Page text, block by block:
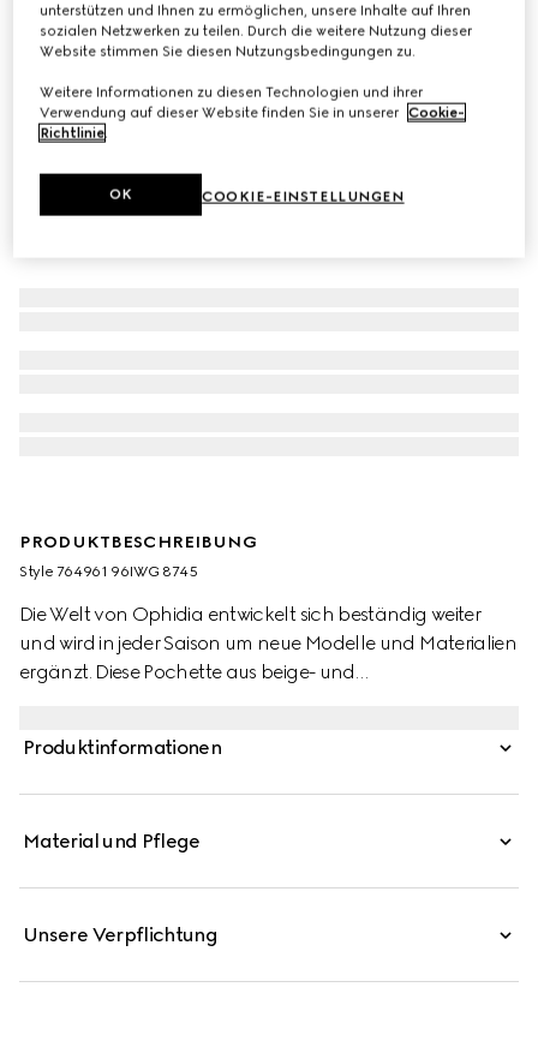
PRODUKTBESCHREIBUNG
Style ‎764961 96IWG 8745
Die Welt von Ophidia entwickelt sich beständig weiter
und wird in jeder Saison um neue Modelle und Materialien
ergänzt. Diese Pochette aus beige- und
Web versehen.
Produktinformationen
Material und Pflege
Unsere Verpflichtung
unterstützen und Ihnen zu ermöglichen, unsere Inhalte auf Ihren
sozialen Netzwerken zu teilen. Durch die weitere Nutzung dieser
Website stimmen Sie diesen Nutzungsbedingungen zu.
Weitere Informationen zu diesen Technologien und ihrer
Verwendung auf dieser Website finden Sie in unserer Cookie-
Richtlinie.
COOKIE-EINSTELLUNGEN
OK